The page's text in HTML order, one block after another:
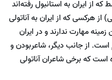
از ایران به استانبول رفته‌اند
از هرکسی که از ایران به آناتولی
مهارت ندارند و در ایران
است. از جانب دیگر، شاعربودن و
است که برخی شاعران آناتولی